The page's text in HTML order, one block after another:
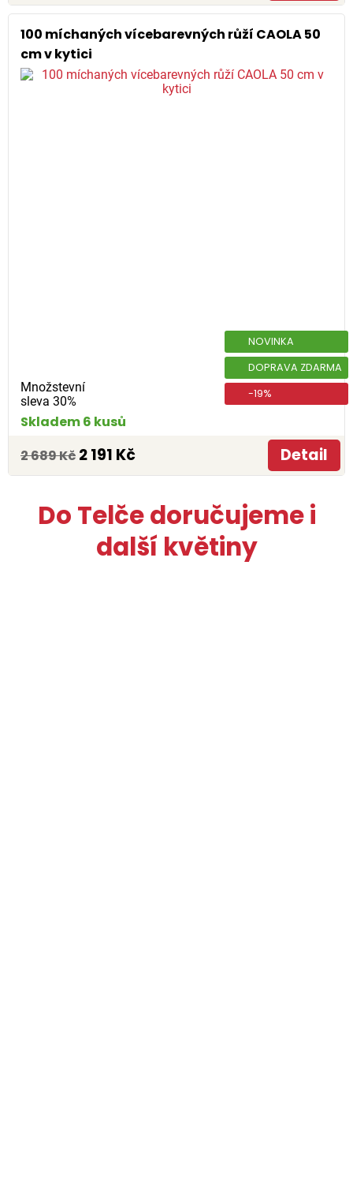
100 míchaných vícebarevných růží CAOLA 50
cm v kytici
Množstevní
sleva 30%
NOVINKA
DOPRAVA ZDARMA
-19%
Skladem 6 kusů
2 689 Kč 2 191 Kč Detail
Do Telče doručujeme i
další květiny